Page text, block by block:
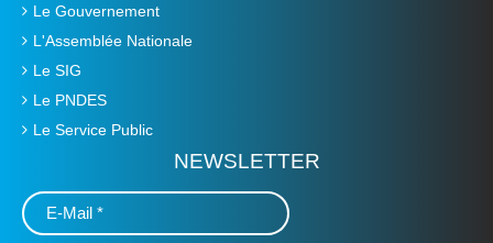
Le Gouvernement
L'Assemblée Nationale
Le SIG
Le PNDES
Le Service Public
NEWSLETTER